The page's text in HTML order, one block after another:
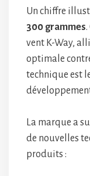
Un chiffre
300 grammes.
vent K-Way,
optimale
technique est
La marque a
de nouvelles
produits :